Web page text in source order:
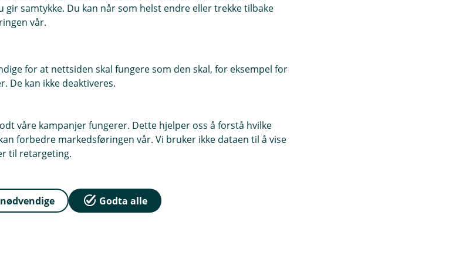
Gel).
samtykke. Du kan når som helst endre eller trekke tilbake
vår.
for at nettsiden skal fungere som den skal, for eksempel for
De kan ikke deaktiveres.
våre kampanjer fungerer. Dette hjelper oss å forstå hvilke
forbedre markedsføringen vår. Vi bruker ikke dataen til å vise
til retargeting.
Godta alle